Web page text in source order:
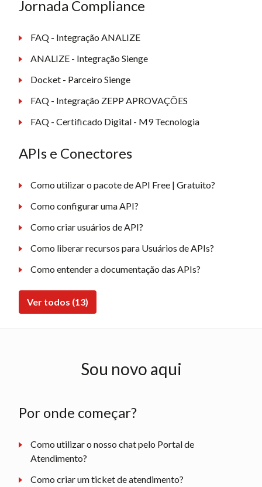
Jornada Compliance
FAQ - Integração ANALIZE
ANALIZE - Integração Sienge
Docket - Parceiro Sienge
FAQ - Integração ZEPP APROVAÇÕES
FAQ - Certificado Digital - M9 Tecnologia
APIs e Conectores
Como utilizar o pacote de API Free | Gratuito?
Como configurar uma API?
Como criar usuários de API?
Como liberar recursos para Usuários de APIs?
Como entender a documentação das APIs?
Ver todos (13)
Sou novo aqui
Por onde começar?
Como utilizar o nosso chat pelo Portal de
Atendimento?
Como criar um ticket de atendimento?